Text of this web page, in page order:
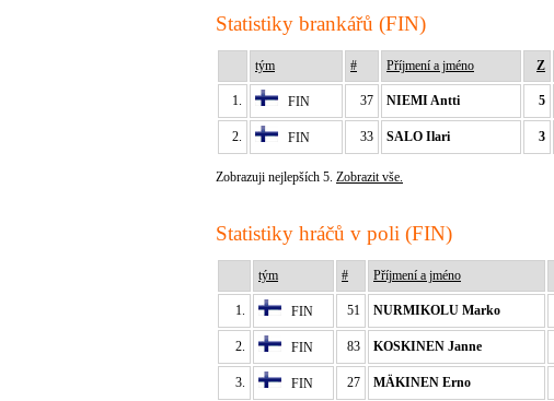
Statistiky brankářů (FIN)
tým # Příjmení a jméno Z
1. FIN 37 NIEMI Antti 5
2. FIN 33 SALO Ilari 3
Zobrazuji nejlepších 5. Zobrazit vše.
Statistiky hráčů v poli (FIN)
tým # Příjmení a jméno
1. FIN 51 NURMIKOLU Marko
2. FIN 83 KOSKINEN Janne
3. FIN 27 MÄKINEN Erno